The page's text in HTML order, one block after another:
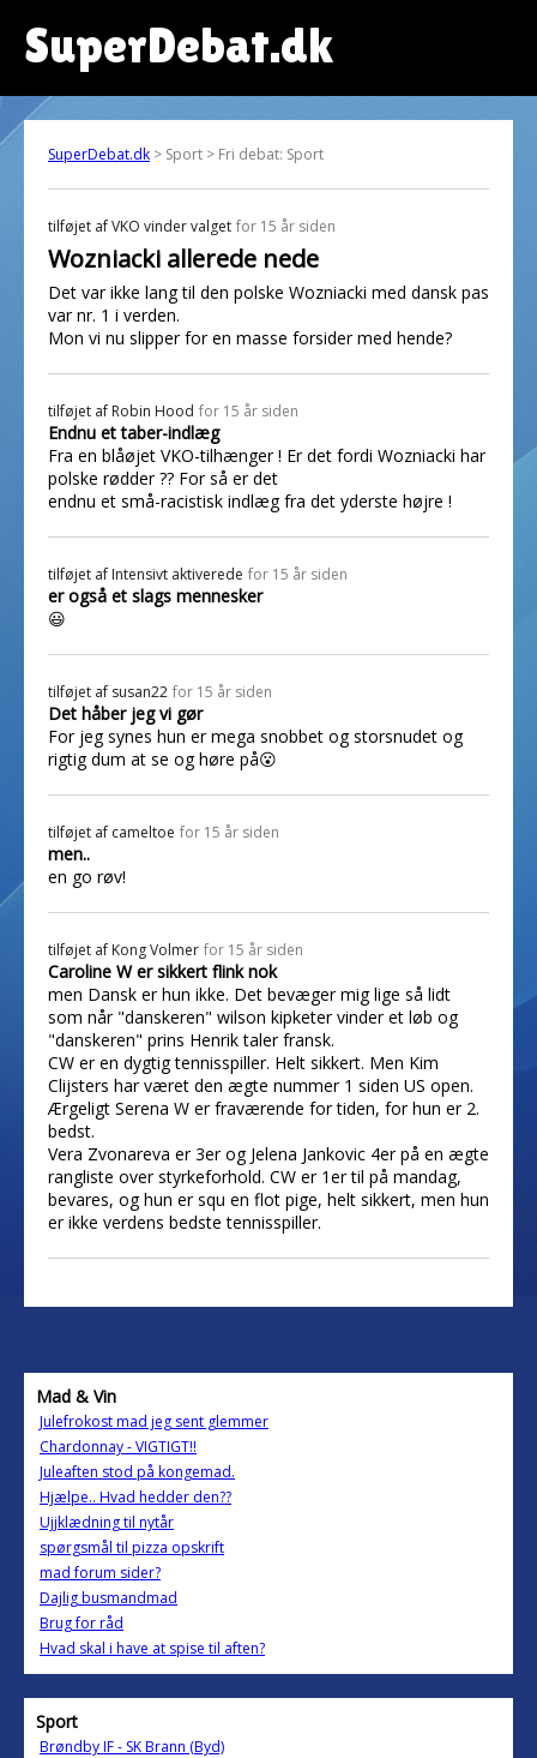
SuperDebat.dk
SuperDebat.dk > Sport > Fri debat: Sport
tilføjet afVKO vinder valget for 15 år siden
Wozniacki allerede nede
Det var ikke lang til den polske Wozniacki med dansk pas
var nr. 1 i verden.
Mon vi nu slipper for en masse forsider med hende?
tilføjet af Robin Hood for 15 år siden
Endnu et taber-indlæg
Fra en blåøjet VKO-tilhænger ! Er det fordi Wozniacki har
polske rødder ?? For så er det
endnu et små-racistisk indlæg fra det yderste højre !
tilføjet af Intensivt aktiverede for 15 år siden
er også et slags mennesker
😃
tilføjet af susan22 for 15 år siden
Det håber jeg vi gør
For jeg synes hun er mega snobbet og storsnudet og
rigtig dum at se og høre på😮
tilføjet af cameltoe for 15 år siden
men..
en go røv!
tilføjet af Kong Volmer for 15 år siden
Caroline W er sikkert flink nok
men Dansk er hun ikke. Det bevæger mig lige så lidt
som når "danskeren" wilson kipketer vinder et løb og
"danskeren" prins Henrik taler fransk.
CW er en dygtig tennisspiller. Helt sikkert. Men Kim
Clijsters har været den ægte nummer 1 siden US open.
Ærgeligt Serena W er fraværende for tiden, for hun er 2.
bedst.
Vera Zvonareva er 3er og Jelena Jankovic 4er på en ægte
rangliste over styrkeforhold. CW er 1er til på mandag,
bevares, og hun er squ en flot pige, helt sikkert, men hun
er ikke verdens bedste tennisspiller.
Mad & Vin
Julefrokost mad jeg sent glemmer
Chardonnay - VIGTIGT!!
Juleaften stod på kongemad.
Hjælpe.. Hvad hedder den??
Ujjklædning til nytår
spørgsmål til pizza opskrift
mad forum sider?
Dajlig busmandmad
Brug for råd
Hvad skal i have at spise til aften?
Sport
Brøndby IF - SK Brann (Byd)